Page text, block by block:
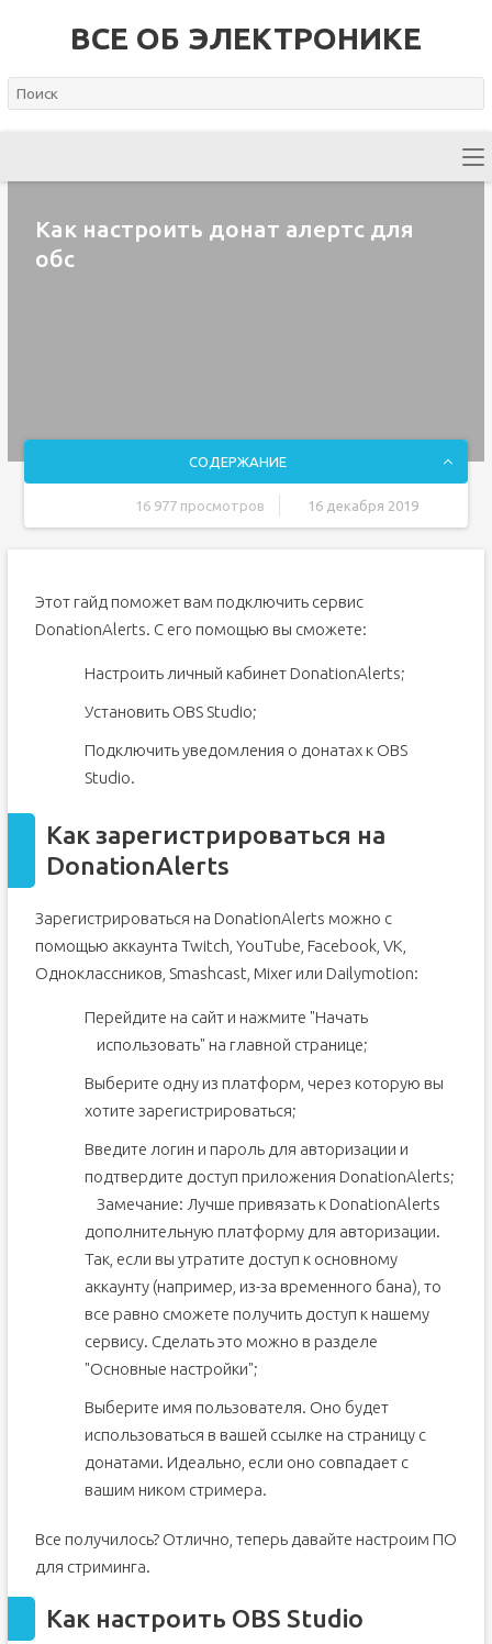
ВСЕ ОБ ЭЛЕКТРОНИКЕ
Как настроить донат алертс для
обс
СОДЕРЖАНИЕ
16 977 просмотров 16 декабря 2019
Как связать OBS Studio и DonationAlerts
Как кастомизировать уведомления и настроить
Как добавить топ донатов
Как добавить голосование
Что такое Donationalerts
Преимущества и недостатки Donationalerts
Настройка доната donationalerts на ОБСдля Ютуба
Вывод денежных средств с доната
Что такое донат?
Как получают прибыль с доната
Популярные сервисы для донатов на Twitch
Как настроить донаты на Twitch через DonationAlerts
Как подключить донат в StreamLabs
DonatePay
Как включить и настроить донат на Твиче?
Звуки для доната Twitch и какую музыку можно
Картинки (гифка)
Как добавить ссылку (кнопку) на донат в Twitch под
стримом
Как вывести прибыль с доната
Как побудить аудиторию делать больше донатов
Как задонатить на Твиче
Как донатить на Твиче с телефона
Самый большой донат на Твиче
Этот гайд поможет вам подключить сервис
DonationAlerts. С его помощью вы сможете:
Настроить личный кабинет DonationAlerts;
Установить OBS Studio;
Подключить уведомления о донатах к OBS
Studio.
Как зарегистрироваться на
DonationAlerts
Зарегистрироваться на DonationAlerts можно с
помощью аккаунта Twitch, YouTube, Facebook, VK,
Одноклассников, Smashcast, Mixer или Dailymotion:
Перейдите на сайт и нажмите "Начать
использовать" на главной странице;
Выберите одну из платформ, через которую вы
хотите зарегистрироваться;
Введите логин и пароль для авторизации и
подтвердите доступ приложения DonationAlerts;
Замечание: Лучше привязать к DonationAlerts
дополнительную платформу для авторизации.
Так, если вы утратите доступ к основному
аккаунту (например, из-за временного бана), то
все равно сможете получить доступ к нашему
сервису. Сделать это можно в разделе
"Основные настройки";
Выберите имя пользователя. Оно будет
использоваться в вашей ссылке на страницу с
донатами. Идеально, если оно совпадает с
вашим ником стримера.
Все получилось? Отлично, теперь давайте настроим ПО
для стриминга.
Как настроить OBS Studio